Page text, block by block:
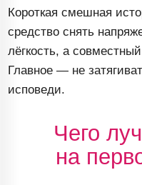
Короткая смешная
средство снять
лёгкость, а
Главное — не
исповеди.
Чего
на